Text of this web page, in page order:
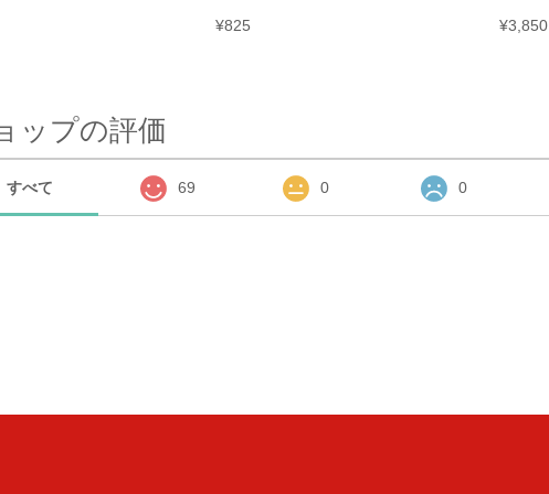
¥825 ¥3,850
ップの評価
すべて 69 0 0